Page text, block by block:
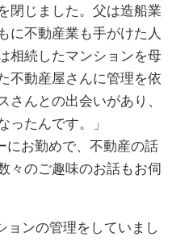
閉じました。父は造船業
に不動産業も手がけた人
相続したマンションを母
不動産屋さんに管理を依
さんとの出会いがあり、
ったんです。」
お勤めで、不動産の話
々のご趣味のお話もお伺
ンの管理をしていまし